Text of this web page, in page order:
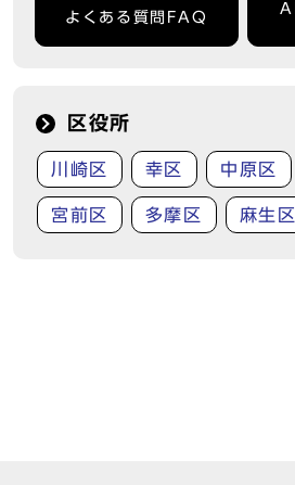
よくある質問FAQ
区役所
川崎区 幸区 中原区
宮前区 多摩区 麻生区